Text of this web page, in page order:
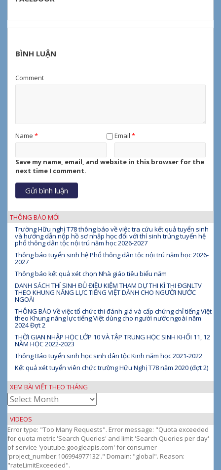
BÌNH LUẬN
Comment
Name * Email *
Save my name, email, and website in this browser for the
next time I comment.
THÔNG BÁO MỚI
Trường Hữu nghị T78 thông báo về việc tra cứu kết quả tuyển sinh
và hướng dẫn nộp hồ sơ nhập học đối với thí sinh trúng tuyển hệ
phổ thông dân tộc nội trú năm học 2026-2027
Thông báo tuyển sinh hệ Phổ thông dân tộc nội trú năm học 2026-
2027
Thông báo kết quả xét chọn Nhà giáo tiêu biểu năm
DANH SÁCH THÍ SINH ĐỦ ĐIỀU KIỆM THAM DỰ THI KÌ THI ĐGNLTV
THEO KHUNG NĂNG LỰC TIẾNG VIỆT DÀNH CHO NGƯỜI NƯỚC
NGOÀI
THÔNG BÁO Về việc tổ chức thi đánh giá và cấp chứng chỉ tiếng Việt
theo Khung năng lực tiếng Việt dùng cho người nước ngoài năm
2024 Đợt 2
THỜI GIAN NHẬP HỌC LỚP 10 VÀ TẬP TRUNG HỌC SINH KHỐI 11, 12
NĂM HỌC 2022-2023
Thông Báo tuyển sinh học sinh dân tộc Kinh năm học 2021-2022
Kết quả xét tuyển viên chức trường Hữu Nghị T78 năm 2020 (đợt 2)
XEM BÀI VIẾT THEO THÁNG
Xem
bài
viết
theo
tháng
VIDEOS
Error type: "Too Many Requests". Error message: "Quota exceeded
for quota metric 'Search Queries' and limit 'Search Queries per day'
of service 'youtube.googleapis.com' for consumer
'project_number:106994977132'." Domain: "global". Reason:
"rateLimitExceeded".